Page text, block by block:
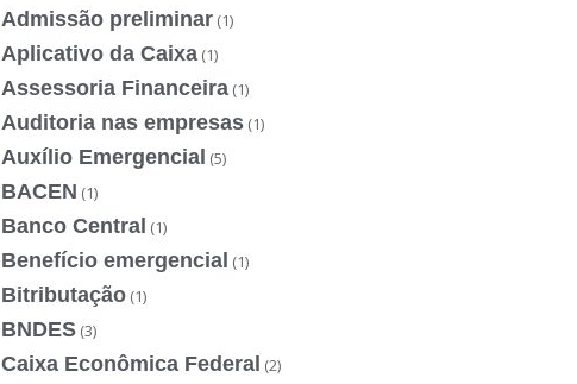
Admissão preliminar (1)
Aplicativo da Caixa (1)
Assessoria Financeira (1)
Auditoria nas empresas (1)
Auxílio Emergencial (5)
BACEN (1)
Banco Central (1)
Benefício emergencial (1)
Bitributação (1)
BNDES (3)
Caixa Econômica Federal (2)